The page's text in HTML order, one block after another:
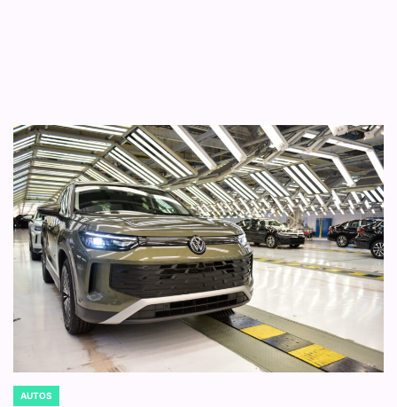
POSTED
AUTOS